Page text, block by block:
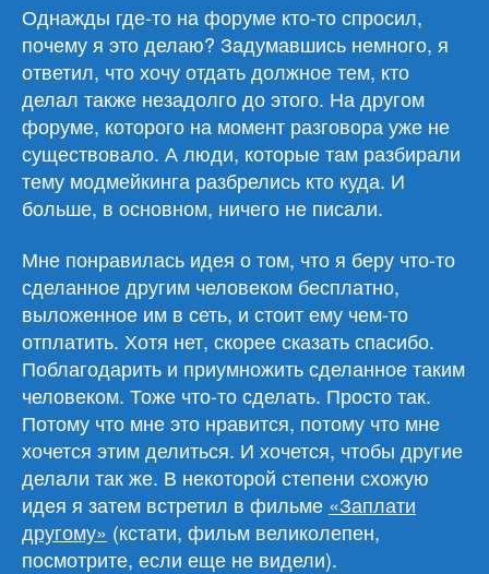
Однажды где-то на форуме кто-то спросил,
почему я это делаю? Задумавшись немного, я
ответил, что хочу отдать должное тем, кто
делал также незадолго до этого. На другом
форуме, которого на момент разговора уже не
существовало. А люди, которые там разбирали
тему модмейкинга разбрелись кто куда. И
больше, в основном, ничего не писали.
Мне понравилась идея о том, что я беру что-то
сделанное другим человеком бесплатно,
выложенное им в сеть, и стоит ему чем-то
отплатить. Хотя нет, скорее сказать спасибо.
Поблагодарить и приумножить сделанное таким
человеком. Тоже что-то сделать. Просто так.
Потому что мне это нравится, потому что мне
хочется этим делиться. И хочется, чтобы другие
делали так же. В некоторой степени схожую
идея я затем встретил в фильме «Заплати
другому» (кстати, фильм великолепен,
посмотрите, если еще не видели).